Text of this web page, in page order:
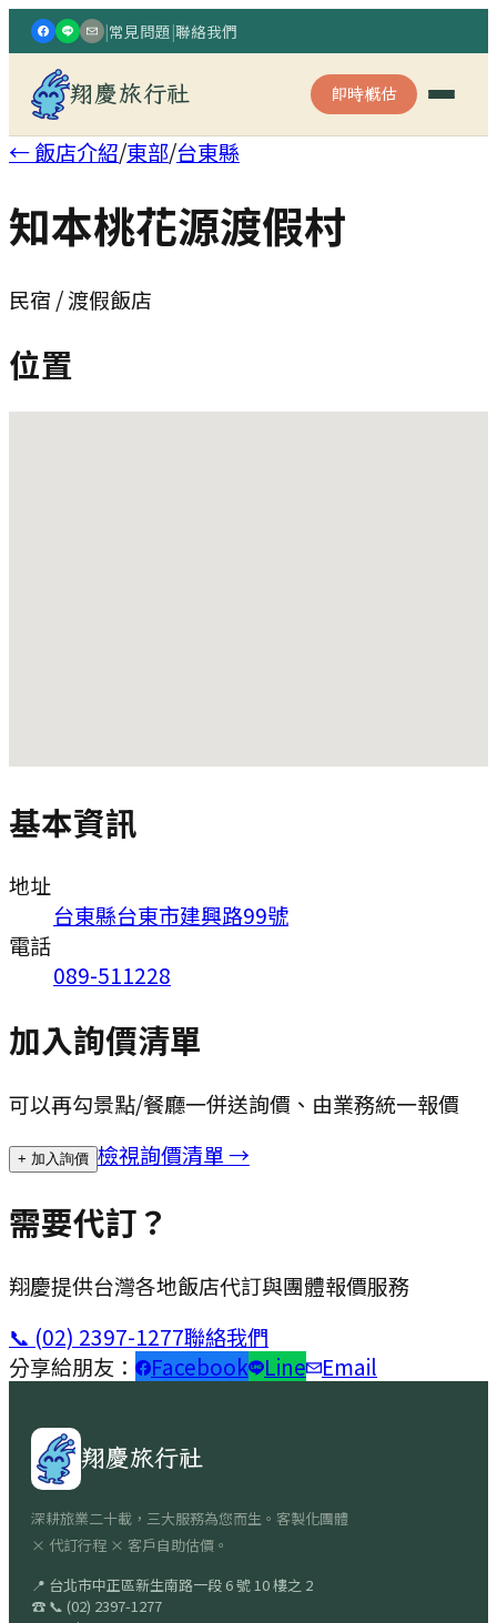
|常見問題|聯絡我們
翔慶旅行社 即時概估
← 飯店介紹/東部/台東縣
知本桃花源渡假村
民宿 / 渡假飯店
位置
基本資訊
地址
台東縣台東市建興路99號
電話
089-511228
加入詢價清單
可以再勾景點/餐廳一併送詢價、由業務統一報價
+ 加入詢價 檢視詢價清單 →
需要代訂？
翔慶提供台灣各地飯店代訂與團體報價服務
📞 (02) 2397-1277聯絡我們
分享給朋友：
Facebook Line Email
翔慶旅行社
深耕旅業二十載，三大服務為您而生。客製化團體
× 代訂行程 × 客戶自助估價。
📍 台北市中正區新生南路一段 6 號 10 樓之 2
☎ 📞 (02) 2397-1277